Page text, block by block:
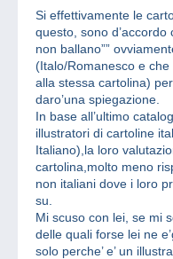
Si effettivamente le
questo, sono d’accordo
non ballano””
(Italo/Romanesco e
alla stessa cartolina)
daro’una spiegazione.
In base all’ultimo
illustratori di cartoline
Italiano),la loro
cartolina,molto meno
non italiani dove i loro
su.
Mi scuso con lei, se mi
delle quali forse lei ne
solo perche’ e’ un